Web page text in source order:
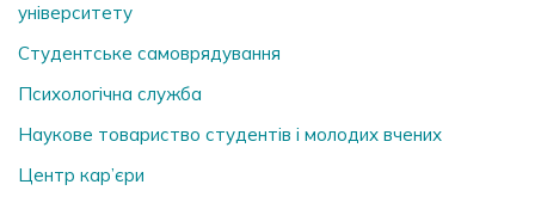
університету
Студентське самоврядування
Психологічна служба
Наукове товариство студентів і молодих вчених
Центр кар’єри